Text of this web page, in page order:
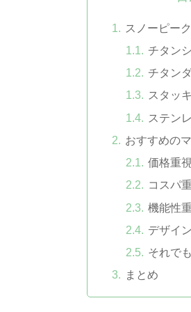
スノーピー
チタン
チタン
スタッ
ステン
おすすめの
価格重
コスパ
機能性
デザイ
それで
まとめ